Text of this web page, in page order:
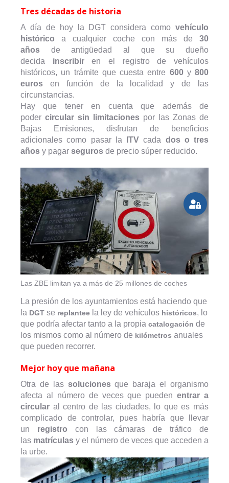
Tres décadas de historia
A día de hoy la DGT considera como vehículo
histórico a cualquier coche con más de 30
años de antigüedad al que su dueño
decida inscribiren el registro de vehículos
históricos, un trámite que cuesta entre 600y 800
euros en función de la localidad y de las
circunstancias.
Hay que tener en cuenta que además de
poder circular sin limitaciones por las Zonas de
Bajas Emisiones, disfrutan de beneficios
adicionales como pasar la
ITV cada dos o tres
años y pagar seguros de precio súper reducido.
Las ZBE limitan ya a más de 25 millones de coches
La presión de los ayuntamientos está haciendo que
la DGT se replantee la ley de vehículos históricos, lo
que podría afectar tanto a la propia catalogación de
los mismos como al número de kilómetros anuales
que pueden recorrer.
Mejor hoy que mañana
Otra de las solucionesque baraja el organismo
afecta al número de veces que puedenentrar a
circular al centro de las ciudades, lo que es más
complicado de controlar, pues habría que llevar
un registro con las cámaras de tráfico de
las matrículas y el número de veces que acceden a
la urbe.